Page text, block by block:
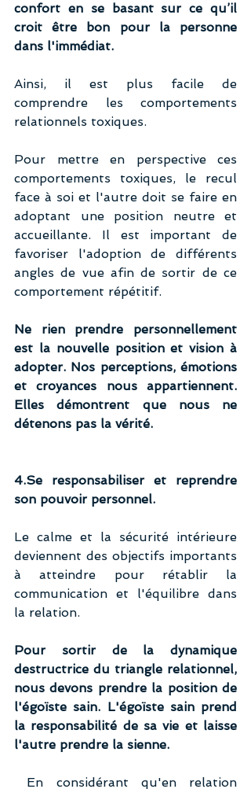
confort en se basant sur ce qu’il
croit être bon pour la personne
dans l'immédiat.
Ainsi, il est plus facile de
comprendre les comportements
relationnels toxiques.
Pour mettre en perspective ces
comportements toxiques, le recul
face à soi et l'autre doit se faire en
adoptant une position neutre et
accueillante. Il est important de
favoriser l'adoption de différents
angles de vue afin de sortir de ce
comportement répétitif.
Ne rien prendre personnellement
est la nouvelle position et vision à
adopter. Nos perceptions, émotions
et croyances nous appartiennent.
Elles démontrent que nous ne
détenons pas la vérité.
4.Se responsabiliser et reprendre
son pouvoir personnel.
Le calme et la sécurité intérieure
deviennent des objectifs importants
à atteindre pour rétablir la
communication et l'équilibre dans
la relation.
Pour sortir de la dynamique
destructrice du triangle relationnel,
nous devons prendre la position de
l'égoïste sain. L'égoïste sain prend
la responsabilité de sa vie et laisse
l'autre prendre la sienne.